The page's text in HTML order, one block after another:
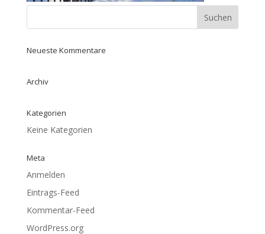
Neueste Kommentare
Archiv
Kategorien
Keine Kategorien
Meta
Anmelden
Eintrags-Feed
Kommentar-Feed
WordPress.org